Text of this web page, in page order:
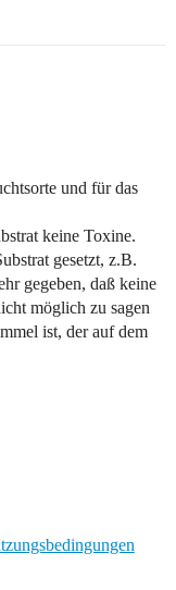
und für das
keine Toxine.
gesetzt, z.B.
gegeben, daß keine
möglich zu sagen
ist, der auf dem